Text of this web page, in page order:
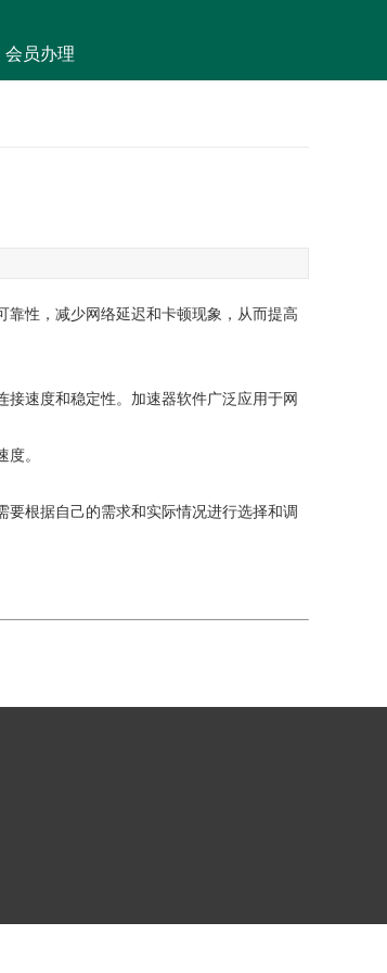
会员办理
靠性，减少网络延迟和卡顿现象，从而提高
速度和稳定性。加速器软件广泛应用于网
。
根据自己的需求和实际情况进行选择和调